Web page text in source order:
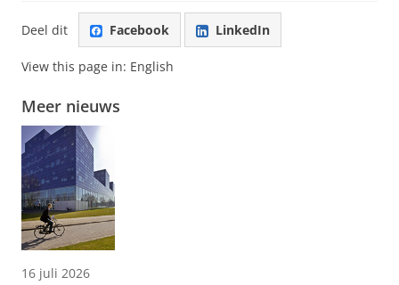
Deel dit Facebook LinkedIn
View this page in: English
Meer nieuws
16 juli 2026